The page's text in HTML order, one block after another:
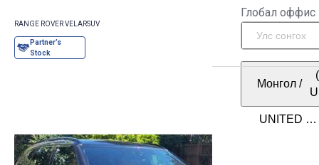
Глобал оффис
Монгол /
RANGE ROVER VELARSUV